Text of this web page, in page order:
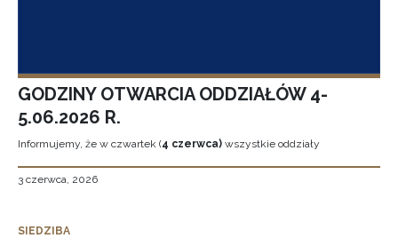
GODZINY OTWARCIA ODDZIAŁÓW 4-
5.06.2026 R.
Informujemy, że w czwartek (4 czerwca) wszystkie oddziały
3 czerwca, 2026
SIEDZIBA